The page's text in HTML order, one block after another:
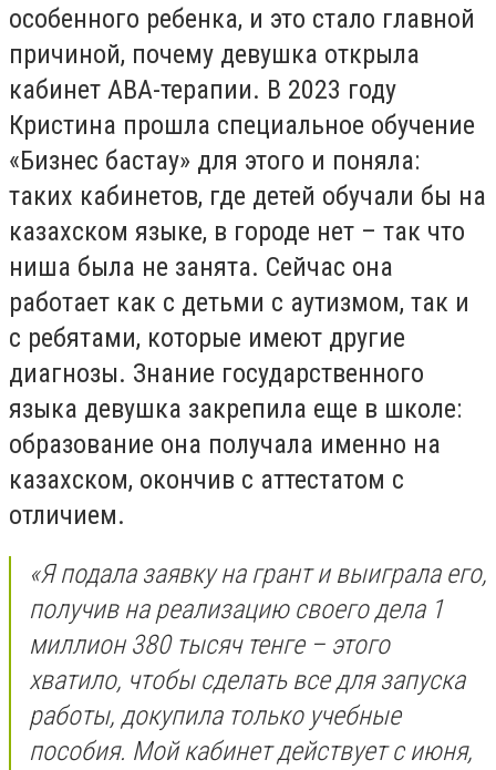
особенного ребенка, и это стало главной
причиной, почему девушка открыла
кабинет АВА-терапии. В 2023 году
Кристина прошла специальное обучение
«Бизнес бастау» для этого и поняла:
таких кабинетов, где детей обучали бы на
казахском языке, в городе нет – так что
ниша была не занята. Сейчас она
работает как с детьми с аутизмом, так и
с ребятами, которые имеют другие
диагнозы. Знание государственного
языка девушка закрепила еще в школе:
образование она получала именно на
казахском, окончив с аттестатом с
отличием.
«Я подала заявку на грант и выиграла его,
получив на реализацию своего дела 1
миллион 380 тысяч тенге – этого
хватило, чтобы сделать все для запуска
работы, докупила только учебные
пособия. Мой кабинет действует с июня,